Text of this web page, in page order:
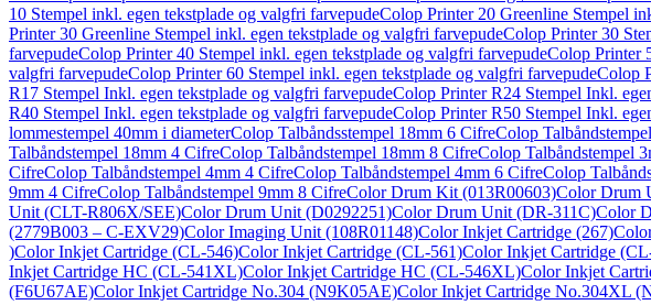
10 Stempel inkl. egen tekstplade og valgfri farvepudeColop Printer 20 Greenline Stempel
Printer 30 Greenline Stempel inkl. egen tekstplade og valgfri farvepudeColop Printer 30
farvepudeColop Printer 40 Stempel inkl. egen tekstplade og valgfri farvepudeColop Printer
valgfri farvepudeColop Printer 60 Stempel inkl. egen tekstplade og valgfri farvepudeColop
R17 Stempel Inkl. egen tekstplade og valgfri farvepudeColop Printer R24 Stempel Inkl.
R40 Stempel Inkl. egen tekstplade og valgfri farvepudeColop Printer R50 Stempel Inkl.
lommestempel 40mm i diameterColop Talbåndsstempel 18mm 6 CifreColop Talbåndstempel
Talbåndstempel 18mm 4 CifreColop Talbåndstempel 18mm 8 CifreColop Talbåndstempel
CifreColop Talbåndstempel 4mm 4 CifreColop Talbåndstempel 4mm 6 CifreColop
9mm 4 CifreColop Talbåndstempel 9mm 8 CifreColor Drum Kit (013R00603)Color Drum
Unit (CLT-R806X/SEE)Color Drum Unit (D0292251)Color Drum Unit (DR-311C)Color
(2779B003 – C-EXV29)Color Imaging Unit (108R01148)Color Inkjet Cartridge (267)
)Color Inkjet Cartridge (CL-546)Color Inkjet Cartridge (CL-561)Color Inkjet Cartridge
Inkjet Cartridge HC (CL-541XL)Color Inkjet Cartridge HC (CL-546XL)Color Inkjet
(F6U67AE)Color Inkjet Cartridge No.304 (N9K05AE)Color Inkjet Cartridge No.304XL